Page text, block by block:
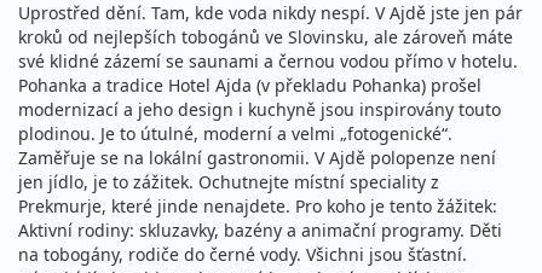
Uprostřed dění. Tam, kde voda nikdy nespí. V Ajdě jste jen pár
kroků od nejlepších tobogánů ve Slovinsku, ale zároveň máte
své klidné zázemí se saunami a černou vodou přímo v hotelu.
Pohanka a tradice Hotel Ajda (v překladu Pohanka) prošel
modernizací a jeho design i kuchyně jsou inspirovány touto
plodinou. Je to útulné, moderní a velmi „fotogenické“.
Zaměřuje se na lokální gastronomii. V Ajdě polopenze není
jen jídlo, je to zážitek. Ochutnejte místní speciality z
Prekmurje, které jinde nenajdete. Pro koho je tento žážitek:
Aktivní rodiny: skluzavky, bazény a animační programy. Děti
na tobogány, rodiče do černé vody. Všichni jsou šťastní.